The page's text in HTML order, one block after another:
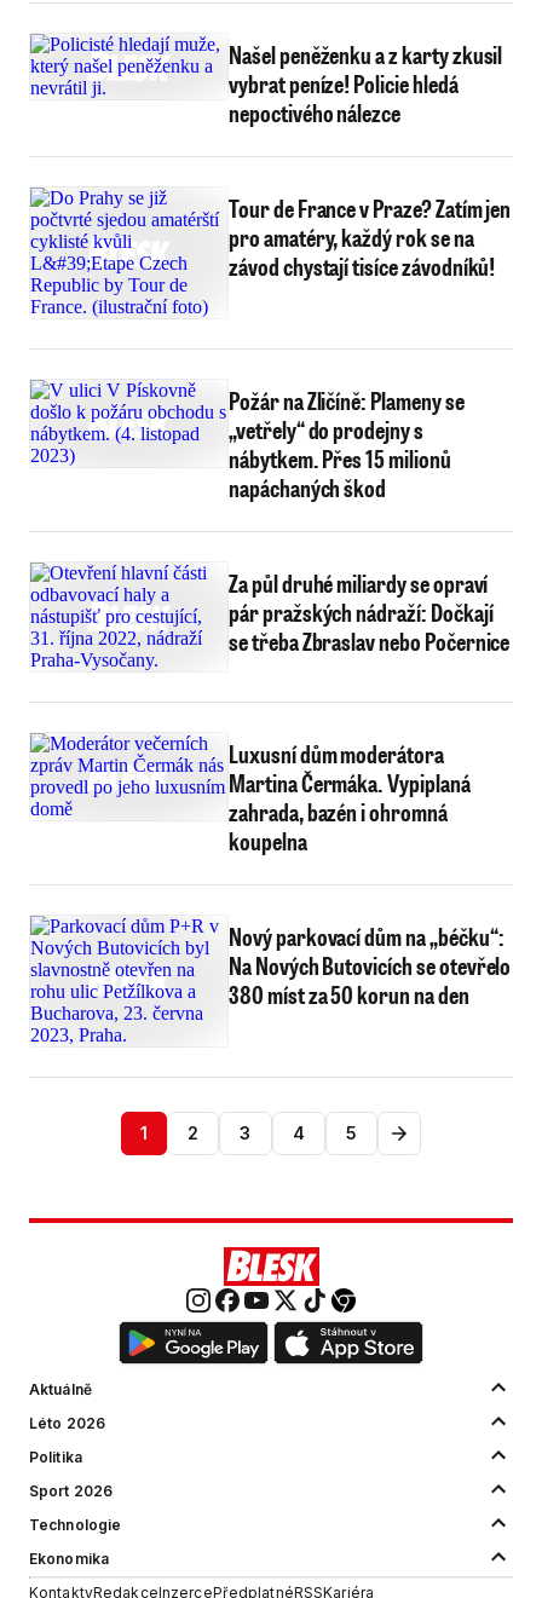
Našel peněženku a z karty zkusil
vybrat peníze! Policie hledá
nepoctivého nálezce
Tour de France v Praze? Zatím jen
pro amatéry, každý rok se na
závod chystají tisíce závodníků!
Požár na Zličíně: Plameny se
„vetřely“ do prodejny s
nábytkem. Přes 15 milionů
napáchaných škod
Za půl druhé miliardy se opraví
pár pražských nádraží: Dočkají
se třeba Zbraslav nebo Počernice
Luxusní dům moderátora
Martina Čermáka. Vypiplaná
zahrada, bazén i ohromná
koupelna
Nový parkovací dům na „béčku“:
Na Nových Butovicích se otevřelo
380 míst za 50 korun na den
1 2 3 4 5
Aktuálně
Léto 2026
Politika
Sport 2026
Technologie
Ekonomika
KontaktyRedakceInzercePředplatnéRSSKariéra